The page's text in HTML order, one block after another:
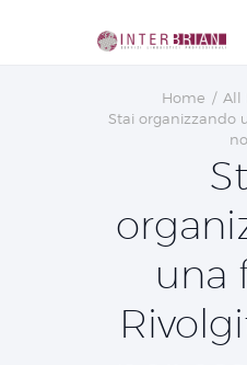
Home All
Stai organizzando
una